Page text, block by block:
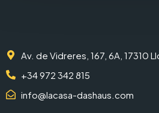
Av. de Vidreres, 167, 6A, 17310
+34 972 342 815
info@lacasa-dashaus.com